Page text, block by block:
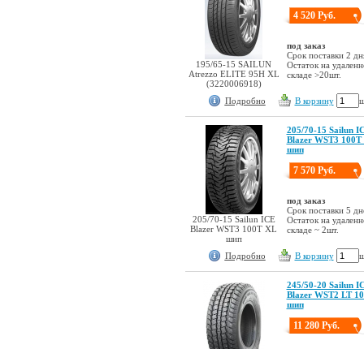
195/65-15 SAILUN
Atrezzo ELITE 95H XL
(3220006918)
4 520 Руб.
под заказ
Срок поставки 2
Остаток на
складе >20шт.
Подробно В корзину
205/70-15 Sailun ICE
Blazer WST3 100T XL
шип
205/70-15 Sailun
Blazer WST3 100T
шип
7 570 Руб.
под заказ
Срок поставки 5
Остаток на
складе ~ 2шт.
Подробно В корзину
245/50-20 Sailun
Blazer WST2 LT
шип
11 280 Руб.